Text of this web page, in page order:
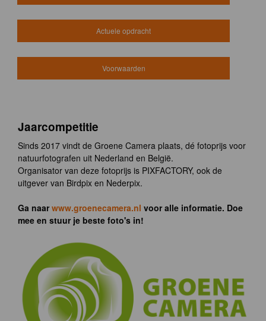
Actuele opdracht
Voorwaarden
Jaarcompetitie
Sinds 2017 vindt de Groene Camera plaats, dé fotoprijs voor
natuurfotografen uit Nederland en België.
Organisator van deze fotoprijs is PIXFACTORY, ook de
uitgever van Birdpix en Nederpix.
Ga naarwww.groenecamera.nl voor alle informatie. Doe
mee en stuur je beste foto's in!